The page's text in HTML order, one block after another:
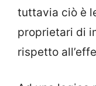
tuttavia ciò è
proprietari di
rispetto